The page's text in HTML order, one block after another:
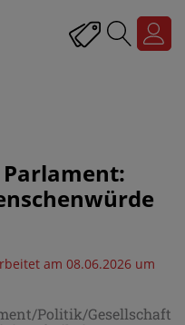
Parlament:
am 08.06.2026 um
Politik/Gesellschaft